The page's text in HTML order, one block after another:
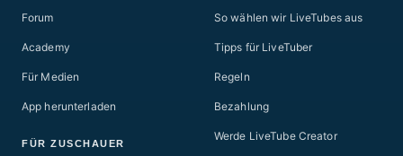
Forum
Academy
Für Medien
App herunterladen
FÜR ZUSCHAUER
So wählen wir LiveTubes aus
Tipps für LiveTuber
Regeln
Bezahlung
Werde LiveTube Creator